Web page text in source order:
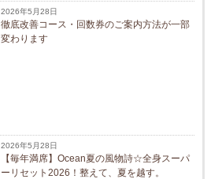
2026年5月28日
徹底改善コース・回数券のご案内方法が一部
変わります
2026年5月28日
【毎年満席】Ocean夏の風物詩☆全身スーパ
ーリセット2026！整えて、夏を越す。